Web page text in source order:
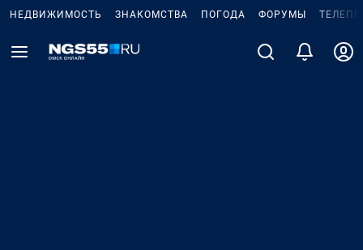
НЕДВИЖИМОСТЬ ЗНАКОМСТВА ПОГОДА ФОРУМЫ